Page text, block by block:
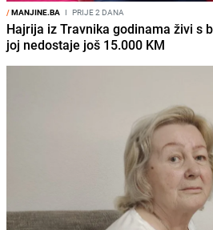
/MANJINE.BA I PRIJE 2 DANA
Hajrija iz Travnika godinama živi s
joj nedostaje još 15.000 KM